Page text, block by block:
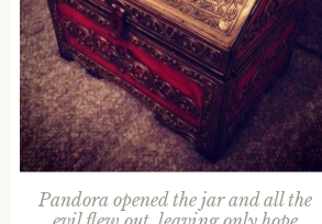
Pandora opened the jar and all the